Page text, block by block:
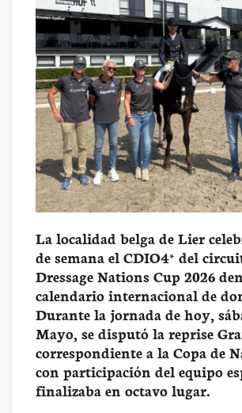
La localidad belga de Lier
de semana el CDIO4* del
Dressage Nations Cup 2026
calendario internacional de
Durante la jornada de hoy,
Mayo, se disputó la reprise
correspondiente a la Copa de
con participación del equipo
finalizaba en octavo lugar.